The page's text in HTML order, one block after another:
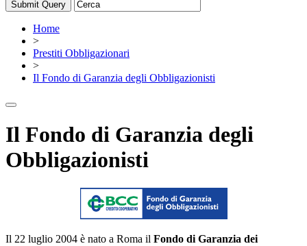
Home
>
Prestiti Obbligazionari
>
Il Fondo di Garanzia degli Obbligazionisti
Il Fondo di Garanzia degli
Obbligazionisti
Il 22 luglio 2004 è nato a Roma il Fondo di Garanzia dei